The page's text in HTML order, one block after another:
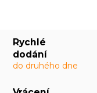
Rychlé
dodání
do druhého dne